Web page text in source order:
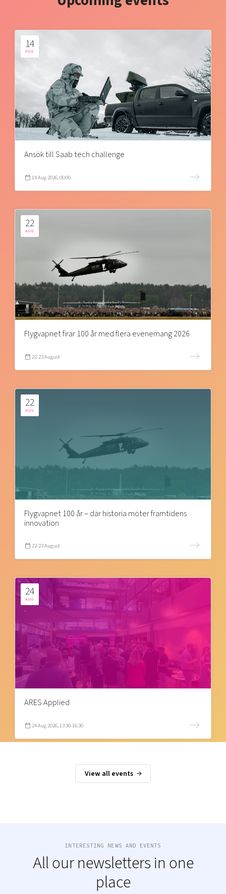
14
AUG
Ansök till Saab tech challenge
14 Aug 2026, 00:00
22
AUG
Flygvapnet firar 100 år med flera evenemang 2026
22-23 August
22
AUG
Flygvapnet 100 år – där historia möter framtidens
innovation
22-23 August
24
AUG
ARES Applied
24 Aug 2026, 13:30-16:30
View all events
INTERESTING NEWS AND EVENTS
All our newsletters in one
place